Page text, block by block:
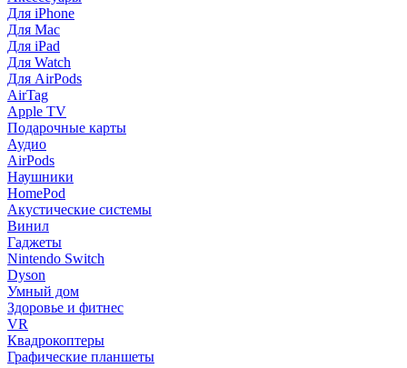
Для iPhone
Для Mac
Для iPad
Для Watch
Для AirPods
AirTag
Apple TV
Подарочные карты
Аудио
AirPods
Наушники
HomePod
Акустические системы
Винил
Гаджеты
Nintendo Switch
Dyson
Умный дом
Здоровье и фитнес
VR
Квадрокоптеры
Графические планшеты